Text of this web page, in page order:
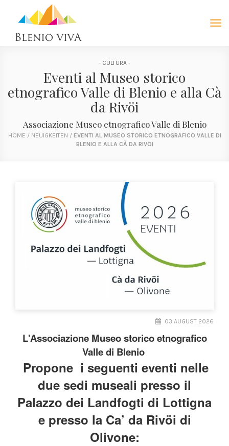
- CULTURA -
Eventi al Museo storico
etnografico Valle di Blenio e alla Cà
da Rivöi
Associazione Museo etnografico Valle di Blenio
HOME / NEUIGKEITEN / EVENTI AL MUSEO STORICO ETNOGRAFICO VALLE DI
BLENIO E ALLA CÀ DA RIVÖI
03 AUGUST 2026
L'Associazione Museo storico etnografico
Valle di Blenio
Propone i seguenti eventi nelle
due sedi museali presso il
Palazzo dei Landfogti di Lottigna
e presso la Ca’ da Rivöi di
Olivone: